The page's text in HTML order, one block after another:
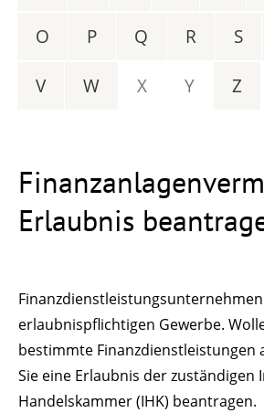
O P Q R S
V W X Y Z
Erlaubnis
erlaubnispflichtigen Gewerbe.
bestimmte Finanzdienstleistungen
Sie eine Erlaubnis der zuständigen
Handelskammer (IHK) beantragen.